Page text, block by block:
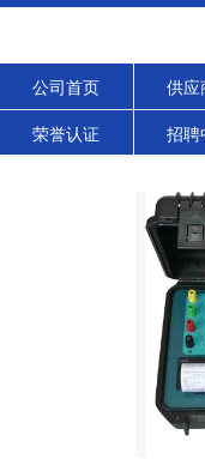
公司首页 供应
荣誉认证 招聘